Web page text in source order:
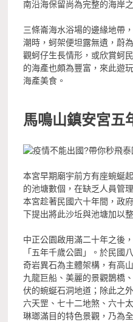
南沿海保留尚為完整的海岸之
三條崙海水浴場的邊緣地帶
潮時，蚵架便坦露無遺，蔚
觀蚵仔生長情形，或欣賞蚵
的海產也頗為豐富，來此遊
海產美食。
馬鳴山鎮安宮五
本宮早期廟宇前方有座蜿蜒
的池塘數個，在缺乏人員管
本宮趁著民國六十年間，政
下提出將此沙坵與池塘加以
中正公園啟用滿二十年之後
「五年千歲公園」。於民國
奇岩異石為主體架構，有高
九龍巨船、美麗的景觀鵲橋
伏的蜿蜒石洞地道；除此之
六天罡、七十二地煞、六十
琳瑯滿目的特色景觀，乃為